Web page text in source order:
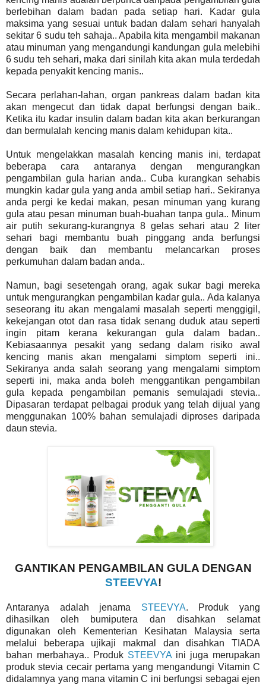
berlebihan dalam badan pada setiap hari. Kadar gula
maksima yang sesuai untuk badan dalam sehari hanyalah
sekitar 6 sudu teh sahaja.. Apabila kita mengambil makanan
atau minuman yang mengandungi kandungan gula melebihi
6 sudu teh sehari, maka dari sinilah kita akan mula terdedah
kepada penyakit kencing manis..
Secara perlahan-lahan, organ pankreas dalam badan kita
akan mengecut dan tidak dapat berfungsi dengan baik..
Ketika itu kadar insulin dalam badan kita akan berkurangan
dan bermulalah kencing manis dalam kehidupan kita..
Untuk mengelakkan masalah kencing manis ini, terdapat
beberapa cara antaranya dengan mengurangkan
pengambilan gula harian anda.. Cuba kurangkan sehabis
mungkin kadar gula yang anda ambil setiap hari.. Sekiranya
anda pergi ke kedai makan, pesan minuman yang kurang
gula atau pesan minuman buah-buahan tanpa gula.. Minum
air putih sekurang-kurangnya 8 gelas sehari atau 2 liter
sehari bagi membantu buah pinggang anda berfungsi
dengan baik dan membantu melancarkan proses
perkumuhan dalam badan anda..
Namun, bagi sesetengah orang, agak sukar bagi mereka
untuk mengurangkan pengambilan kadar gula.. Ada kalanya
seseorang itu akan mengalami masalah seperti menggigil,
kekejangan otot dan rasa tidak senang duduk atau seperti
ingin pitam kerana kekurangan gula dalam badan..
Kebiasaannya pesakit yang sedang dalam risiko awal
kencing manis akan mengalami simptom seperti ini..
Sekiranya anda salah seorang yang mengalami simptom
seperti ini, maka anda boleh menggantikan pengambilan
gula kepada pengambilan pemanis semulajadi stevia..
Dipasaran terdapat pelbagai produk yang telah dijual yang
menggunakan 100% bahan semulajadi diproses daripada
daun stevia.
GANTIKAN PENGAMBILAN GULA DENGAN
STEEVYA!
Antaranya adalah jenama STEEVYA. Produk yang
dihasilkan oleh bumiputera dan disahkan selamat
digunakan oleh Kementerian Kesihatan Malaysia serta
melalui beberapa ujikaji makmal dan disahkan TIADA
bahan merbahaya.. Produk STEEVYA ini juga merupakan
produk stevia cecair pertama yang mengandungi Vitamin C
didalamnya yang mana vitamin C ini berfungsi sebagai ejen